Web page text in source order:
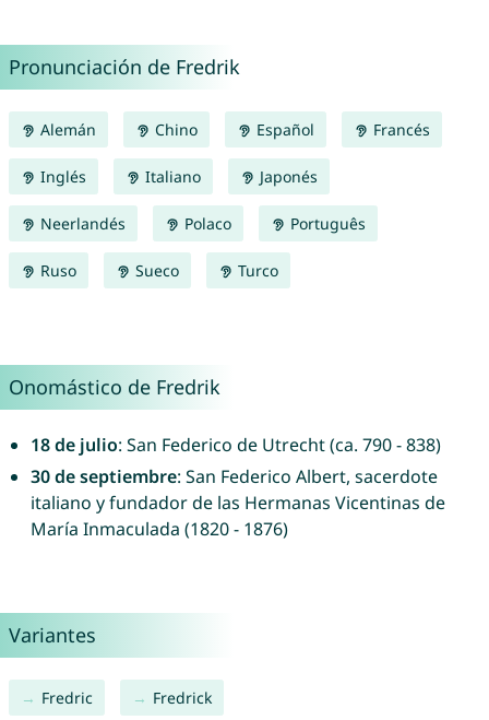
Pronunciación de Fredrik
Alemán Chino Español Francés
Inglés Italiano Japonés
Neerlandés Polaco Português
Ruso Sueco Turco
Onomástico de Fredrik
18 de julio: San Federico de Utrecht (ca. 790 - 838)
30 de septiembre: San Federico Albert, sacerdote
italiano y fundador de las Hermanas Vicentinas de
María Inmaculada (1820 - 1876)
Variantes
Fredric Fredrick